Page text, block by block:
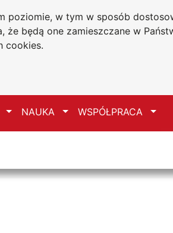
poziomie, w tym w sposób
będą one zamieszczane w
cookies.
Przełącz
NAUKA Przełącz
WSPÓŁPRACA